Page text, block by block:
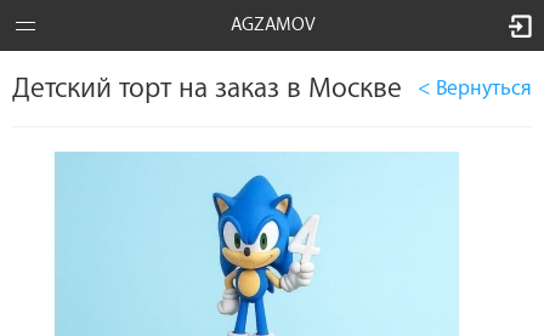
AGZAMOV
Детский торт на заказ в Москве < Вернуться